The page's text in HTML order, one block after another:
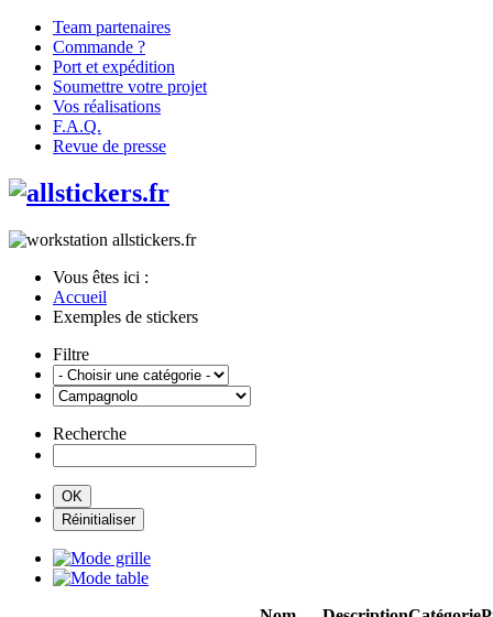
Team partenaires
Commande ?
Port et expédition
Soumettre votre projet
Vos réalisations
F.A.Q.
Revue de presse
Vous êtes ici :
Accueil
Exemples de stickers
Filtre
Recherche